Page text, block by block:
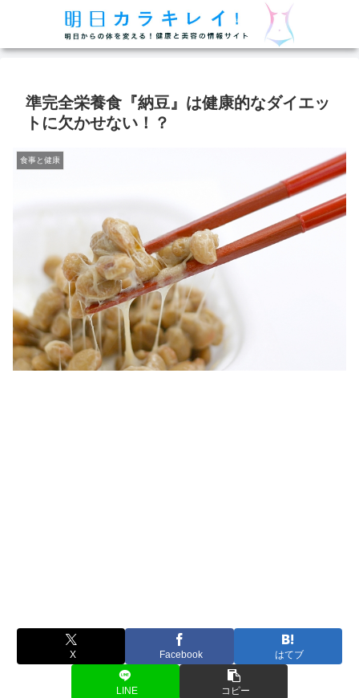
準完全栄養食『納豆』は健康的なダイエッ
トに欠かせない！？
食事と健康
X Facebook はてブ
LINE コピー